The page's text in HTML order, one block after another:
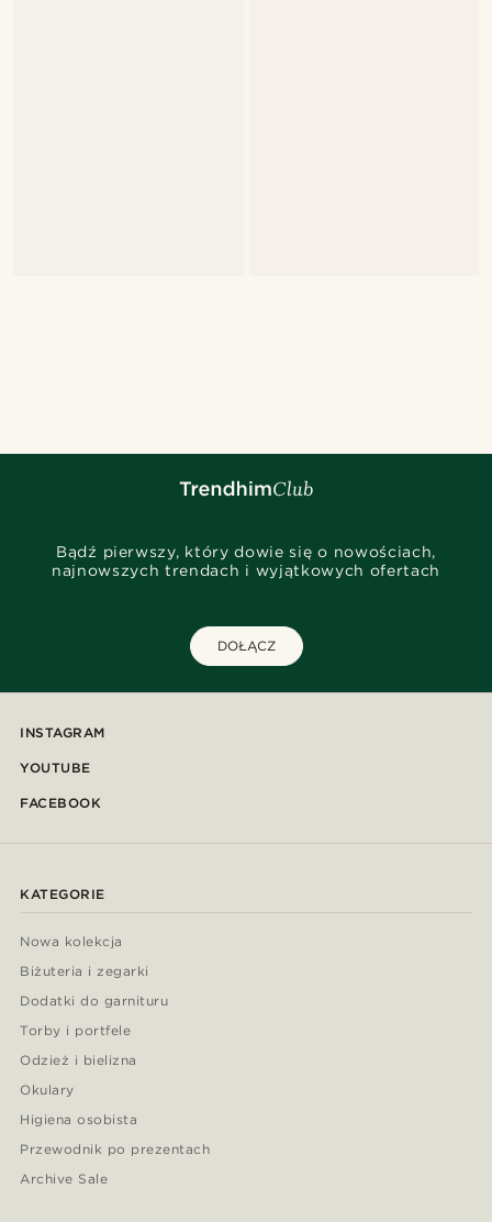
Bądź pierwszy, który dowie się o nowościach,
najnowszych trendach i wyjątkowych ofertach
DOŁĄCZ
INSTAGRAM
YOUTUBE
FACEBOOK
KATEGORIE
Nowa kolekcja
Biżuteria i zegarki
Dodatki do garnituru
Torby i portfele
Odzież i bielizna
Okulary
Higiena osobista
Przewodnik po prezentach
Archive Sale